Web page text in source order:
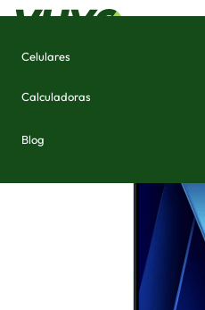
Celulares
Calculadoras
Blog